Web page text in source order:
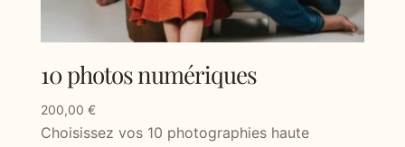
10 photos numériques
200,00 €
Choisissez vos 10 photographies haute